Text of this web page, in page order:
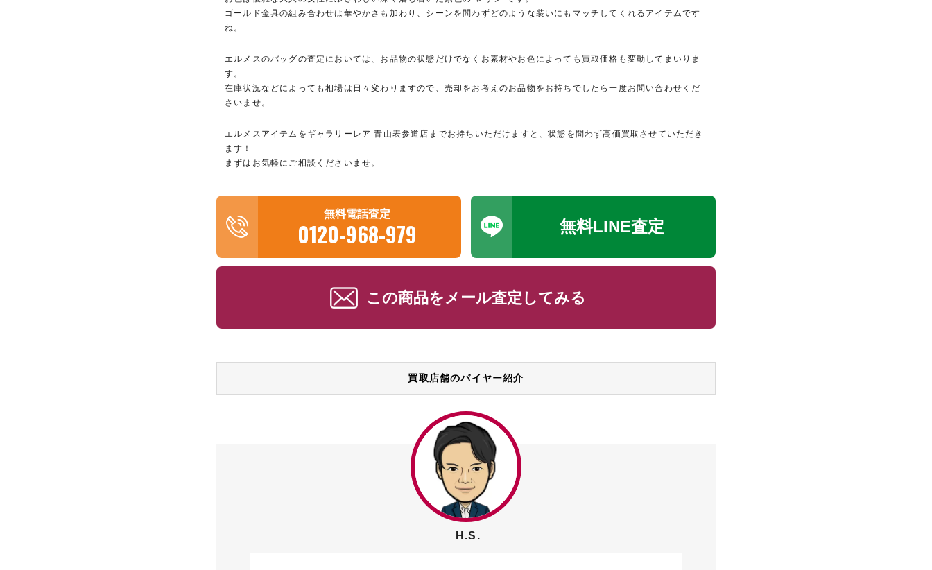
ゴールド金具の組み合わせは華やかさも加わり、シーンを問わずどのような装いにもマッチしてくれるアイテムです
ね。
エルメスのバッグの査定においては、お品物の状態だけでなくお素材やお色によっても買取価格も変動してまいりま
す。
在庫状況などによっても相場は日々変わりますので、売却をお考えのお品物をお持ちでしたら一度お問い合わせくだ
さいませ。
エルメスアイテムをギャラリーレア 青山表参道店までお持ちいただけますと、状態を問わず高価買取させていただき
ます！
まずはお気軽にご相談くださいませ。
無料電話査定
0120-968-979 無料LINE査定
この商品をメール査定してみる
買取店舗のバイヤー紹介
H.S.